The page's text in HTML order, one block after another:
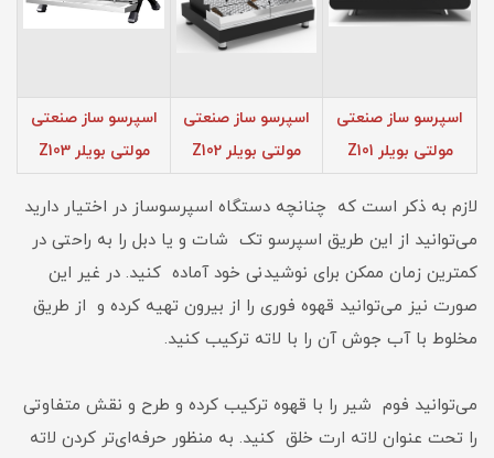
اسپرسو ساز صنعتی
مولتی بویلر Z101
اسپرسو ساز صنعتی
مولتی بویلر Z102
اسپرسو ساز صنعتی
مولتی بویلر Z103
لازم به ذکر است که چنانچه دستگاه اسپرسوساز در اختیار دارید
می‌توانید از این طریق اسپرسو تک شات و یا دبل را به ‌راحتی در
کمترین زمان ممکن برای نوشیدنی خود آماده کنید. در غیر این
صورت نیز می‌توانید قهوه ‌فوری را از بیرون تهیه کرده و از طریق
مخلوط با آب جوش آن را با لاته ترکیب کنید.
می‌توانید فوم شیر را با قهوه ترکیب کرده و طرح و نقش متفاوتی
را تحت عنوان لاته ارت خلق کنید. به ‌منظور حرفه‌ای‌تر کردن لاته